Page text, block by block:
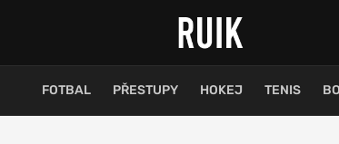
FOTBAL PŘESTUPY HOKEJ TENIS